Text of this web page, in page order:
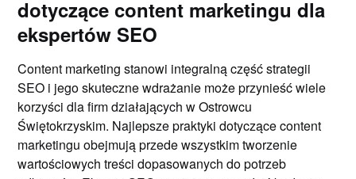
dotyczące content marketingu dla
ekspertów SEO
Content marketing stanowi integralną część strategii
SEO i jego skuteczne wdrażanie może przynieść wiele
korzyści dla firm działających w Ostrowcu
Świętokrzyskim. Najlepsze praktyki dotyczące content
marketingu obejmują przede wszystkim tworzenie
wartościowych treści dopasowanych do potrzeb